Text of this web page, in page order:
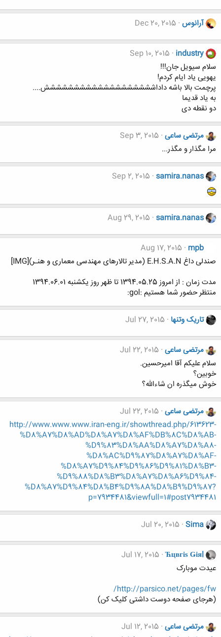
آرانوس Dec 20, 2015
industry
Sep 10, 2015
سلام سیویل جان!!!
یهویی یاد ایام کردم!
پرچمت بالا باشه داداششششششششششششششششششش....
به یاد قدیما
دو نقطه دی
مرتضی ساعی Sep 3, 2015
مرا مگذار و مگذر...
samira.nanas
Sep 2, 2015
samira.nanas
Aug 29, 2015
mpb
Aug 17, 2015
صندلی داغ E.H.S.A.N (مدیر تالارهای مهندسی معماری و هنـر)[IMG]
مدت زمان : از امروز 1394.05.25 تا ظهر روز یکشنبه 1394.06.01
منتظر حضور شما هستیم :gol:
تاریک وتنها Jul 27, 2015
مرتضی ساعی Jul 22, 2015
سلام علیکم آقا امیرحسین.
خوبین؟
خوش میگذره ان شاءالله؟
مرتضی ساعی Jul 22, 2015
http://www.www.www.iran-eng.ir/showthread.php/613623-
%D8%A7%D8%AD%D8%A7%D8%AF%DB%8C%D8%AB-
%D9%83%D8%AA%D8%A7%D8%A8-
%D8%AC%D9%87%D8%A7%D8%AF-
%D8%A7%D9%84%D9%86%D9%81%D8%B3-
%D9%88%D8%B3%D8%A7%D8%A6%D9%84-
%D8%A7%D9%84%D8%B4%D9%8A%D8%B9%D9%87?
p=7934481&viewfull=1#post7934481
Sima
Jul 20, 2015
Ћцвгіѕ Ǥіяl
Jul 17, 2015
عیدت موبارک
http://parsico.net/pages/fw/
(هرجای صفحه دوست داشتی کلیک کن)
مرتضی ساعی Jul 12, 2015